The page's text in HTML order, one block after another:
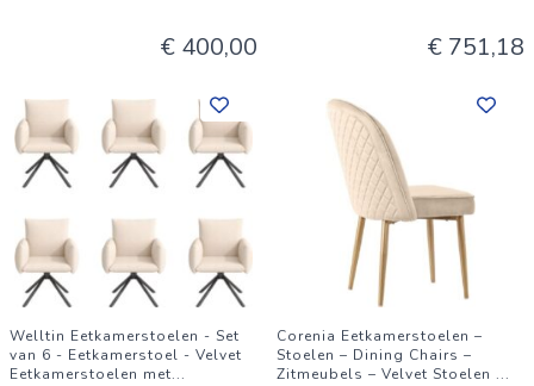
€ 400,00 € 751,18
Welltin Eetkamerstoelen - Set
van 6 - Eetkamerstoel - Velvet
Eetkamerstoelen met...
Corenia Eetkamerstoelen –
Stoelen – Dining Chairs –
Zitmeubels – Velvet Stoelen ...